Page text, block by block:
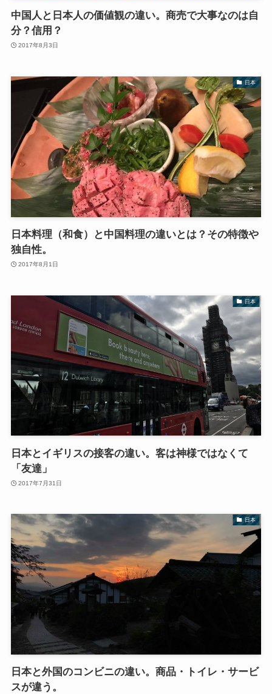
中国人と日本人の価値観の違い。商売で大事なのは自
分？信用？
2017年8月3日
日本
日本料理（和食）と中国料理の違いとは？その特徴や
独自性。
2017年8月1日
日本
日本とイギリスの接客の違い。客は神様ではなくて
「友達」
2017年7月31日
日本
日本と外国のコンビニの違い。商品・トイレ・サービ
スが違う。